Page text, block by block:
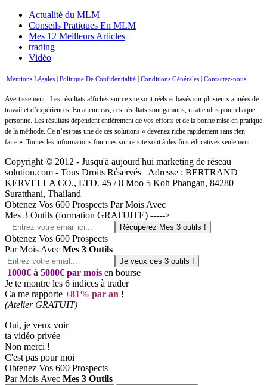
Actualité du MLM
Conseils Pratiques En MLM
Mes 12 Meilleurs Articles
trading
Vidéo
Mentions Légales Politique De Confidentialité Conditions Générales Contactez-nous
Avertissement : Les résultats affichés sur ce site sont réels et basés sur plusieurs années de
travail et d’expériences. En aucun cas, ces résultats sont garantis, ni attendus pour chaque
personne. Les résultats dépendent entièrement de vos efforts et de la bonne mise en pratique
de la méthode. Ce n’est pas une de ces solutions « devenez riche rapidement sans rien
faire ». Toutes les informations fournies sur ce site sont à des fins éducatives seulement
Copyright © 2012 - Jusqu'à aujourd'hui marketing de réseau
solution.com - Tous Droits Réservés Adresse : BERTRAND
KERVELLA CO., LTD. 45 / 8 Moo 5 Koh Phangan, 84280
Suratthani, Thailand
Obtenez Vos 600 Prospects Par Mois Avec
Mes 3 Outils (formation GRATUITE) ----->
Obtenez Vos 600 Prospects
Par Mois Avec Mes 3 Outils
1000€ à 5000€ par mois en bourse
Je te montre les 6 indices à trader
Ca me rapporte +81% par an !
(Atelier GRATUIT)
Oui, je veux voir
ta vidéo privée
Non merci !
C'est pas pour moi
Obtenez Vos 600 Prospects
Par Mois Avec Mes 3 Outils